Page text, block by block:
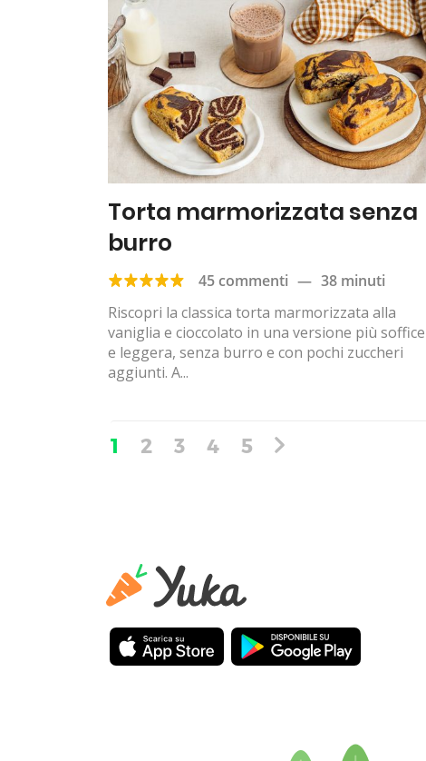
Torta marmorizzata senza
burro
45 commenti — 38 minuti
Riscopri la classica torta marmorizzata alla
vaniglia e cioccolato in una versione più soffice
e leggera, senza burro e con pochi zuccheri
aggiunti. A...
1 2 3 4 5